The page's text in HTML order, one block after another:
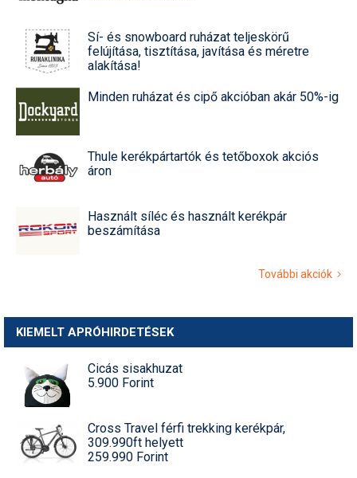
Sí- és snowboard ruházat teljeskörű
felújítása, tisztítása, javítása és méretre
alakítása!
Minden ruházat és cipő akcióban akár 50%-ig
Thule kerékpártartók és tetőboxok akciós
áron
Használt síléc és használt kerékpár
beszámítása
További akciók
KIEMELT APRÓHIRDETÉSEK
Cicás sisakhuzat
5.900 Forint
Cross Travel férfi trekking kerékpár,
309.990ft helyett
259.990 Forint